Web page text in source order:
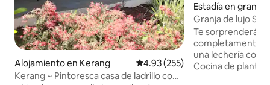
Alojamiento en Kerang Calificación promedio: 4.93 de
4.93 (255)
Kerang ~ Pintoresca casa de ladrillo con
Estadía en granja
barry
Granja de lujo
Te sorprenderá
completamente
una lechería
Cocina de planta